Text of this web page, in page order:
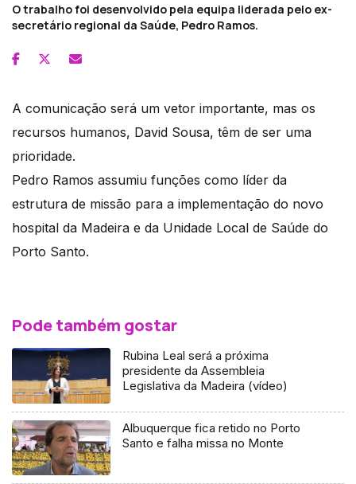
O trabalho foi desenvolvido pela equipa liderada pelo ex-
secretário regional da Saúde, Pedro Ramos.
A comunicação será um vetor importante, mas os
recursos humanos, David Sousa, têm de ser uma
prioridade.
Pedro Ramos assumiu funções como líder da
estrutura de missão para a implementação do novo
hospital da Madeira e da Unidade Local de Saúde do
Porto Santo.
Pode também gostar
Rubina Leal será a próxima
presidente da Assembleia
Legislativa da Madeira (vídeo)
Albuquerque fica retido no Porto
Santo e falha missa no Monte